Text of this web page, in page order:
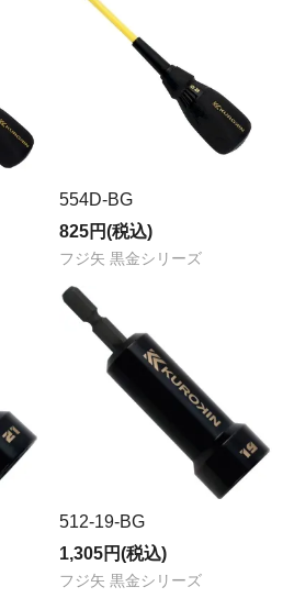
554D-BG
825円(税込)
フジ矢 黒金シリーズ
512-19-BG
1,305円(税込)
フジ矢 黒金シリーズ